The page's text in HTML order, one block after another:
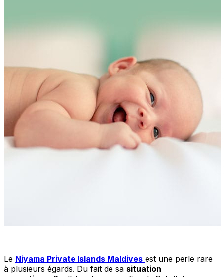
Le Niyama Private Islands Maldives est une perle rare
à plusieurs égards. Du fait de sa situation